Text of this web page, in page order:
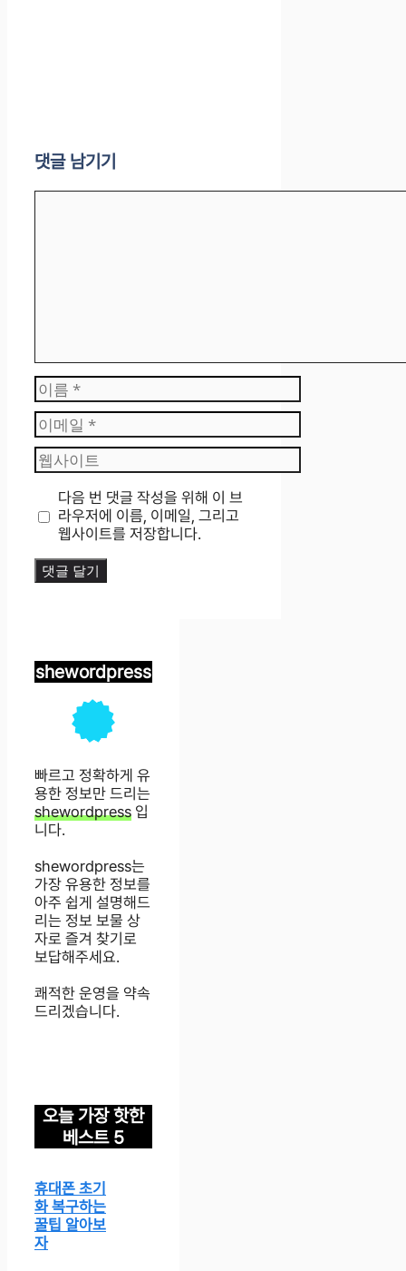
댓글 남기기
이
름
이
메
일
웹
사
트
다음 번 댓글 작성을 위해 이 브
라우저에 이름, 이메일, 그리고
웹사이트를 저장합니다.
shewordpress
빠르고 정확하게 유
용한 정보만 드리는
shewordpress 입
니다.
shewordpress는
가장 유용한 정보를
아주 쉽게 설명해드
리는 정보 보물 상
자로 즐겨 찾기로
보답해주세요.
쾌적한 운영을 약속
드리겠습니다.
오늘 가장 핫한
베스트 5
휴대폰 초기
화 복구하는
꿀팁 알아보
자